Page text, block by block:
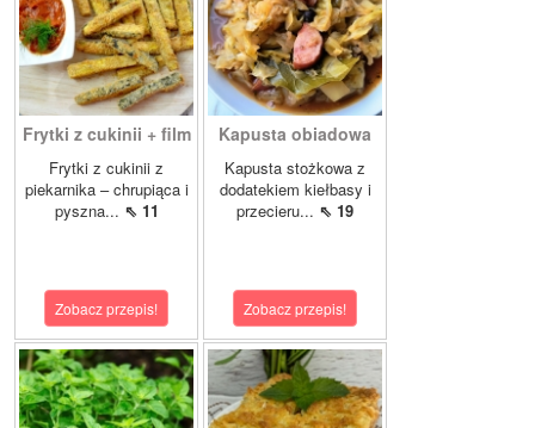
Frytki z cukinii + film
Frytki z cukinii z
piekarnika – chrupiąca i
pyszna... ⇖ 11
Zobacz przepis!
Kapusta obiadowa
Kapusta stożkowa z
dodatekiem kiełbasy i
przecieru... ⇖ 19
Zobacz przepis!